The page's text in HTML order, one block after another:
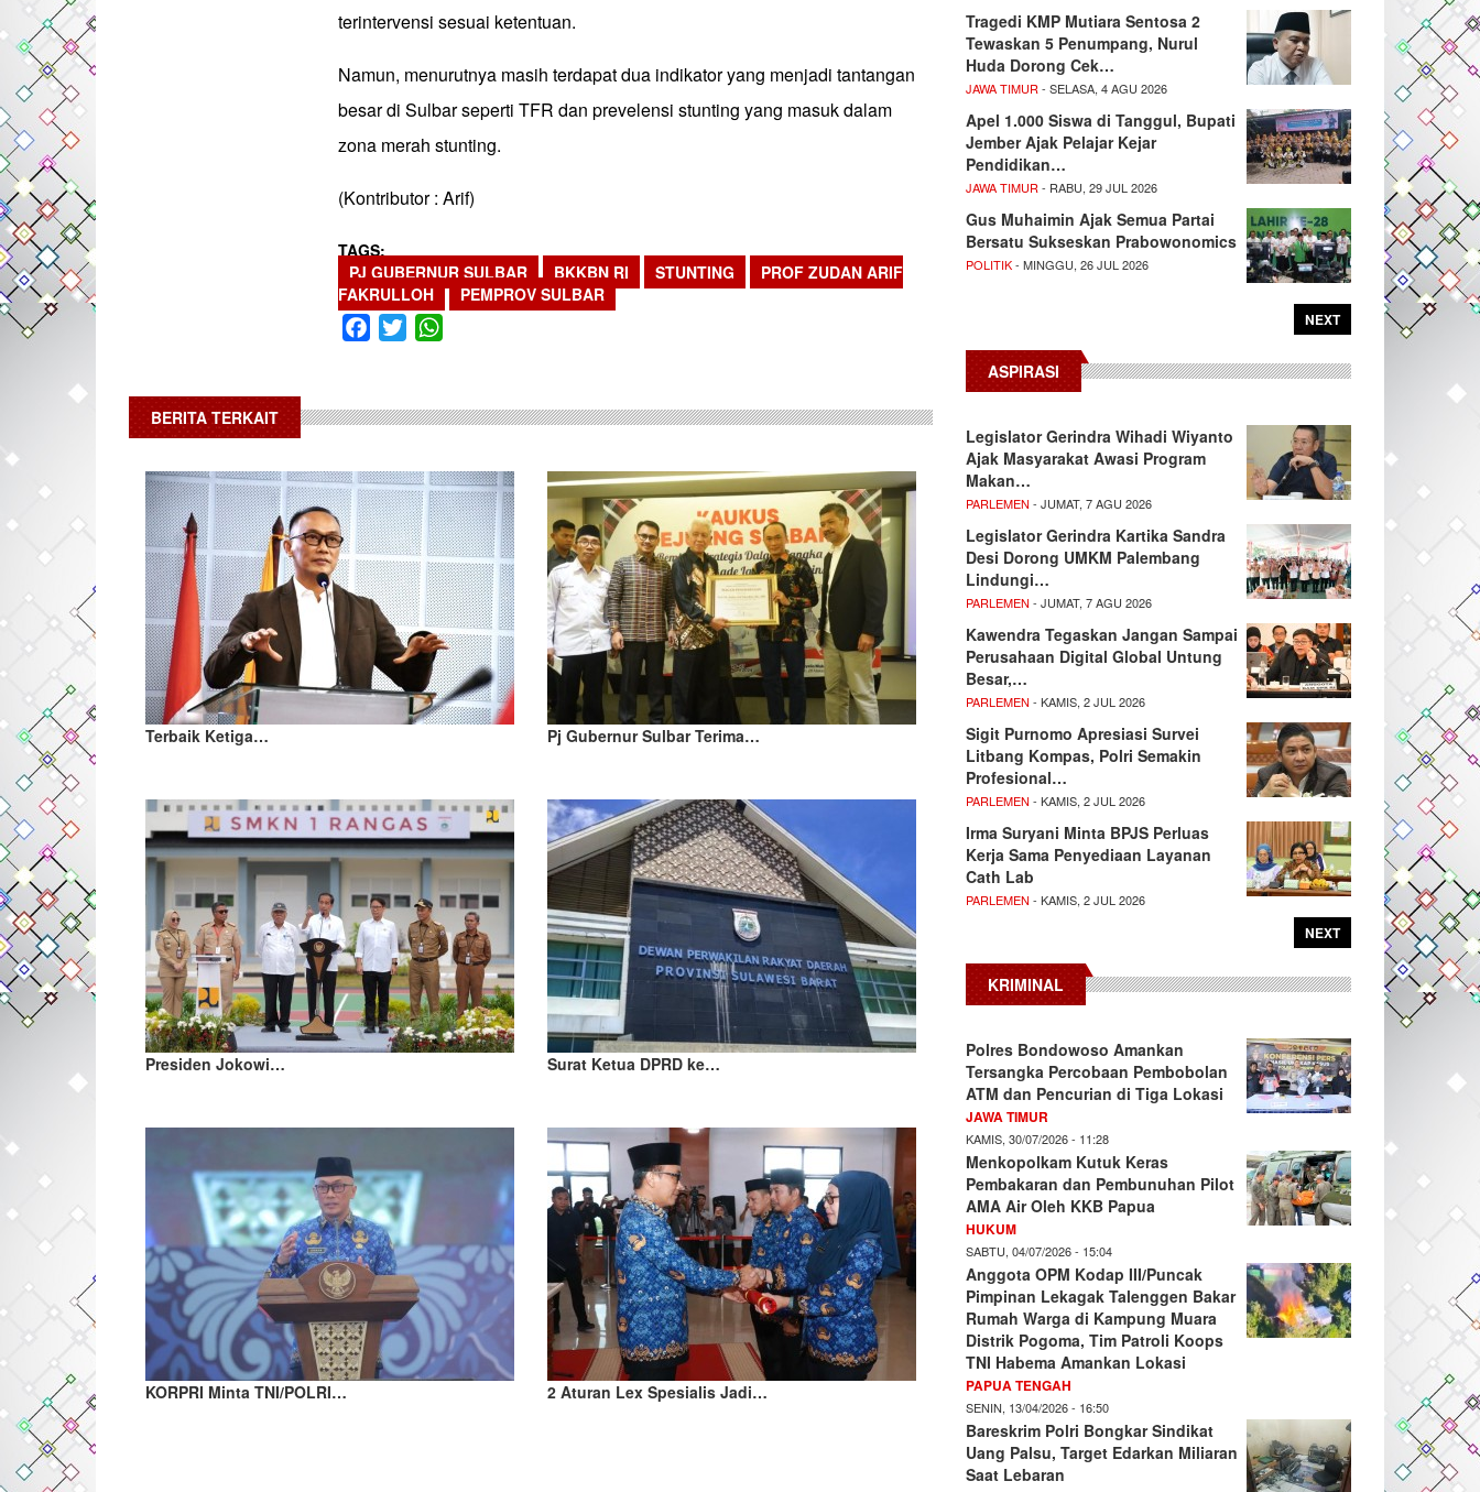
terintervensi sesuai ketentuan.
Namun, menurutnya masih terdapat dua indikator yang menjadi tantangan
besar di Sulbar seperti TFR dan prevelensi stunting yang masuk dalam
zona merah stunting.
(Kontributor : Arif)
TAGS
PJ GUBERNUR SULBAR
BKKBN RI STUNTING
PROF ZUDAN ARIF
FAKRULLOH
PEMPROV SULBAR
Facebook
Twitter
BERITA TERKAIT
Terbaik Ketiga… Pj Gubernur Sulbar Terima…
Presiden Jokowi… Surat Ketua DPRD ke…
KORPRI Minta TNI/POLRI… 2 Aturan Lex Spesialis Jadi…
Tragedi KMP Mutiara Sentosa 2
Tewaskan 5 Penumpang, Nurul
Huda Dorong Cek…
JAWA TIMUR - SELASA, 4 AGU 2026
Apel 1.000 Siswa di Tanggul, Bupati
Jember Ajak Pelajar Kejar
Pendidikan…
JAWA TIMUR - RABU, 29 JUL 2026
Gus Muhaimin Ajak Semua Partai
Bersatu Sukseskan Prabowonomics
POLITIK- MINGGU, 26 JUL 2026
NEXT
ASPIRASI
Legislator Gerindra Wihadi Wiyanto
Ajak Masyarakat Awasi Program
Makan…
PARLEMEN - JUMAT, 7 AGU 2026
Legislator Gerindra Kartika Sandra
Desi Dorong UMKM Palembang
Lindungi…
PARLEMEN - JUMAT, 7 AGU 2026
Kawendra Tegaskan Jangan Sampai
Perusahaan Digital Global Untung
Besar,…
PARLEMEN - KAMIS, 2 JUL 2026
Sigit Purnomo Apresiasi Survei
Litbang Kompas, Polri Semakin
Profesional…
PARLEMEN - KAMIS, 2 JUL 2026
Irma Suryani Minta BPJS Perluas
Kerja Sama Penyediaan Layanan
Cath Lab
PARLEMEN - KAMIS, 2 JUL 2026
NEXT
KRIMINAL
Polres Bondowoso Amankan
Tersangka Percobaan Pembobolan
ATM dan Pencurian di Tiga Lokasi
JAWA TIMUR
KAMIS, 30/07/2026 - 11:28
Menkopolkam Kutuk Keras
Pembakaran dan Pembunuhan Pilot
AMA Air Oleh KKB Papua
HUKUM
SABTU, 04/07/2026 - 15:04
Anggota OPM Kodap III/Puncak
Pimpinan Lekagak Talenggen Bakar
Rumah Warga di Kampung Muara
Distrik Pogoma, Tim Patroli Koops
TNI Habema Amankan Lokasi
PAPUA TENGAH
SENIN, 13/04/2026 - 16:50
Bareskrim Polri Bongkar Sindikat
Uang Palsu, Target Edarkan Miliaran
Saat Lebaran